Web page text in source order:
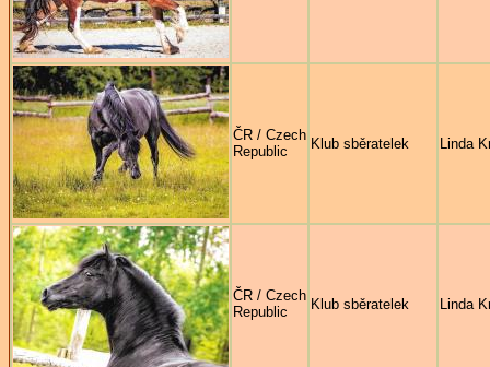
ČR / Czech
Republic
Klub sběratelek Linda
ČR / Czech
Republic
Klub sběratelek Linda